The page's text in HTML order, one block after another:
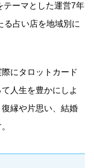
テーマとした運営7年
る占い店を地域別に
にタロットカード
人生を豊かにしよ
縁や片思い、結婚